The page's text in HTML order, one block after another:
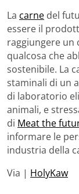
La carne del
essere il
raggiungere un
qualcosa che
sostenibile. La
staminali di un
di laboratorio
animali, e
di Meat the
informare le
industria della
Via | HolyKaw